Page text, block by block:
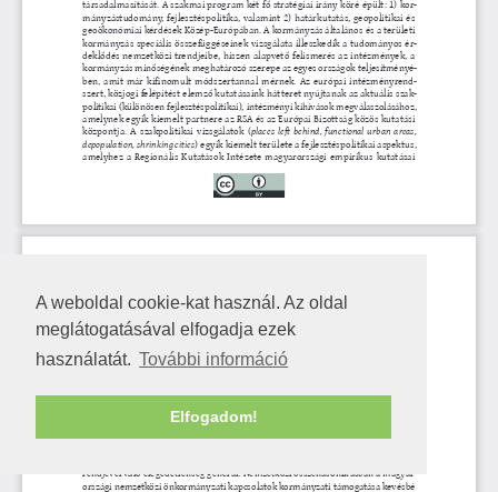
A weboldal cookie-kat használ. Az oldal
meglátogatásával elfogadja ezek
használatát. További információ
Elfogadom!